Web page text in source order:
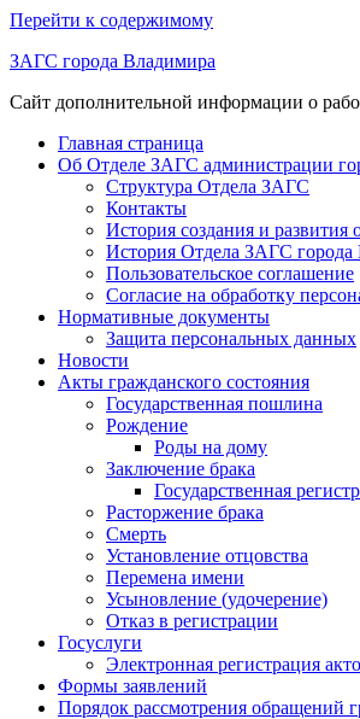
Перейти к содержимому
ЗАГС города Владимира
Сайт дополнительной информации о
Главная страница
Об Отделе ЗАГС администрации
Структура Отдела ЗАГС
Контакты
История создания и
История Отдела ЗАГС города
Пользовательское соглашение
Согласие на обработку
Нормативные документы
Защита персональных данных
Новости
Акты гражданского состояния
Государственная пошлина
Рождение
Роды на дому
Заключение брака
Государственная
Расторжение брака
Смерть
Установление отцовства
Перемена имени
Усыновление (удочерение)
Отказ в регистрации
Госуслуги
Электронная регистрация
Формы заявлений
Порядок рассмотрения обращений